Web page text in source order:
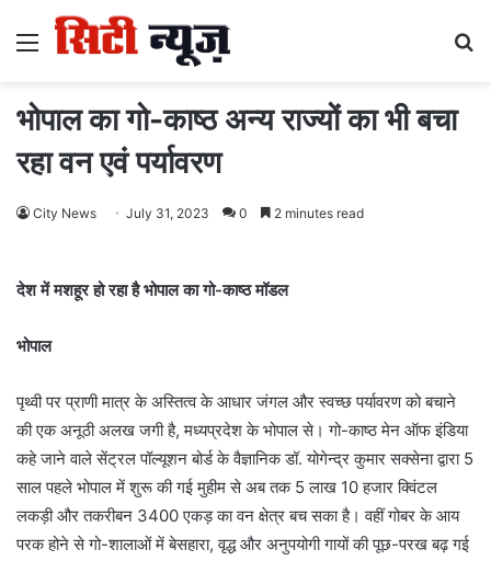
Menu
भोपाल का गो-काष्ठ अन्य राज्यों का भी बचा
रहा वन एवं पर्यावरण
City News July 31, 2023 0 2 minutes read
देश में मशहूर हो रहा है भोपाल का गो-काष्ठ मॉडल
भोपाल
पृथ्वी पर प्राणी मात्र के अस्तित्व के आधार जंगल और स्वच्छ पर्यावरण को बचाने
की एक अनूठी अलख जगी है, मध्यप्रदेश के भोपाल से। गो-काष्ठ मेन ऑफ इंडिया
कहे जाने वाले सेंट्रल पॉल्यूशन बोर्ड के वैज्ञानिक डॉ. योगेन्द्र कुमार सक्सेना द्वारा 5
साल पहले भोपाल में शुरू की गई मुहीम से अब तक 5 लाख 10 हजार क्विंटल
लकड़ी और तकरीबन 3400 एकड़ का वन क्षेत्र बच सका है। वहीं गोबर के आय
परक होने से गो-शालाओं में बेसहारा, वृद्ध और अनुपयोगी गायों की पूछ-परख बढ़ गई